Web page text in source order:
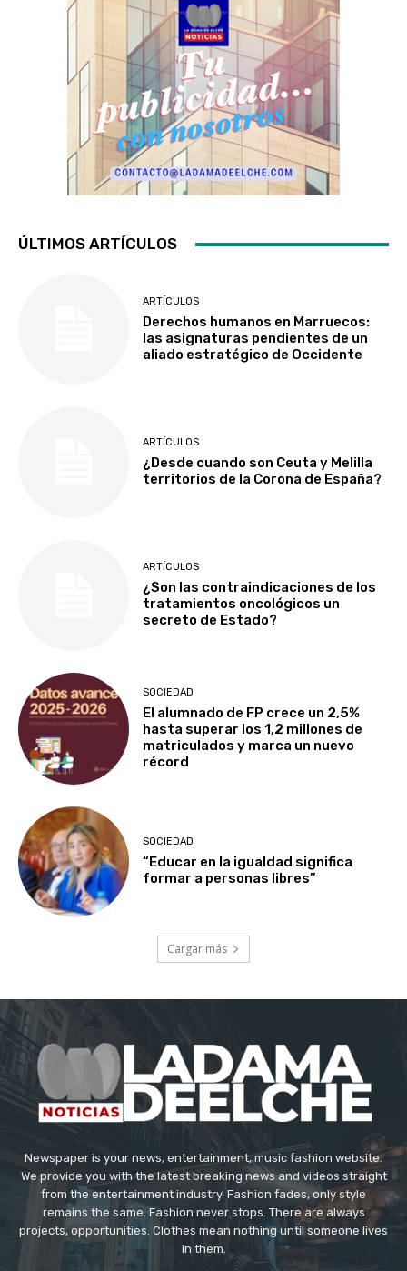
ÚLTIMOS ARTÍCULOS
ARTÍCULOS
Derechos humanos en Marruecos:
las asignaturas pendientes de un
aliado estratégico de Occidente
ARTÍCULOS
¿Desde cuando son Ceuta y Melilla
territorios de la Corona de España?
ARTÍCULOS
¿Son las contraindicaciones de los
tratamientos oncológicos un
secreto de Estado?
SOCIEDAD
El alumnado de FP crece un 2,5%
hasta superar los 1,2 millones de
matriculados y marca un nuevo
récord
SOCIEDAD
“Educar en la igualdad significa
formar a personas libres”
Cargar más
Newspaper is your news, entertainment, music fashion website.
We provide you with the latest breaking news and videos straight
from the entertainment industry. Fashion fades, only style
remains the same. Fashion never stops. There are always
projects, opportunities. Clothes mean nothing until someone lives
in them.